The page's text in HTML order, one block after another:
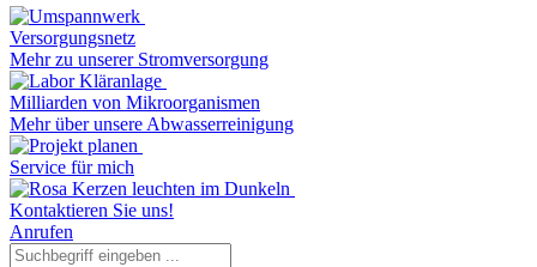
Versorgungsnetz
Mehr zu unserer Stromversorgung
Milliarden von Mikroorganismen
Mehr über unsere Abwasserreinigung
Service für mich
Kontaktieren Sie uns!
Anrufen